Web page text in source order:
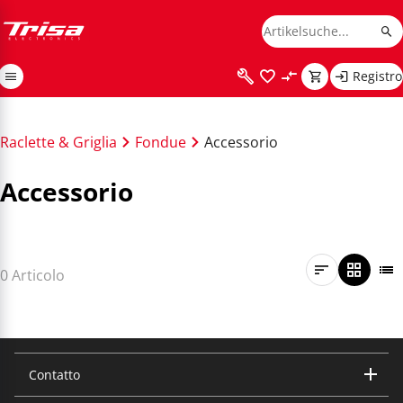
Registro
Raclette & Griglia Fondue Accessorio
Accessorio
0 Articolo
Contatto